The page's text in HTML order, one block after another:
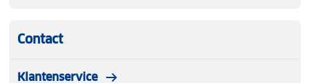
Contact
Klantenservice